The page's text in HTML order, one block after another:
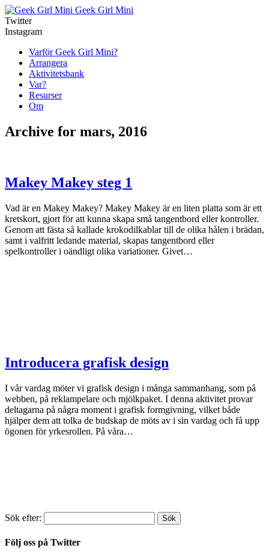
Geek Girl Mini
Twitter
Instagram
Varför Geek Girl Mini?
Arrangera
Aktivitetsbank
Var?
Resurser
Om
Archive for mars, 2016
Makey Makey steg 1
Vad är en Makey Makey? Makey Makey är en liten platta som är ett
kretskort, gjort för att kunna skapa små tangentbord eller kontroller.
Genom att fästa så kallade krokodilkablar till de olika hålen i brädan,
samt i valfritt ledande material, skapas tangentbord eller
spelkontroller i oändligt olika variationer. Givet…
Introducera grafisk design
I vår vardag möter vi grafisk design i många sammanhang, som på
webben, på reklampelare och mjölkpaket. I denna aktivitet provar
deltagarna på några moment i grafisk formgivning, vilket både
hjälper dem att tolka de budskap de möts av i sin vardag och få upp
ögonen för yrkesrollen. På våra…
Sök efter:
Följ oss på Twitter